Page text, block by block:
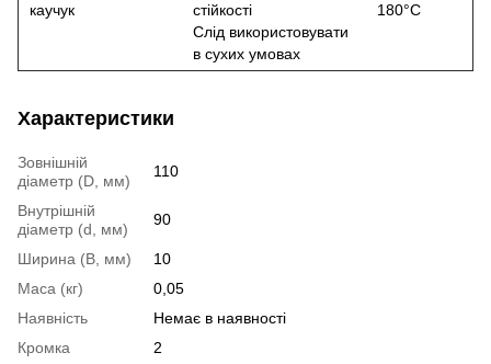
каучук
стійкості
Слід використовувати
в сухих умовах
180°С
Характеристики
Зовнішній
діаметр (D, мм)
110
Внутрішній
діаметр (d, мм)
90
Ширина (B, мм)
10
Маса (кг)
0,05
Наявність
Немає в наявності
Кромка
2